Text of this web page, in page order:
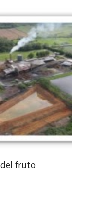
fruto